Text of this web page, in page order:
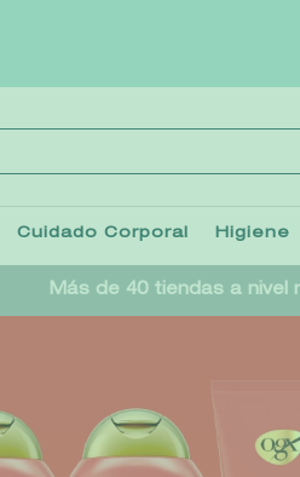
Cuidado Corporal Higiene
Más de 40 tiendas a nivel
heathcote
sol ipanema
flowerbomb
giftset
woods of windsor